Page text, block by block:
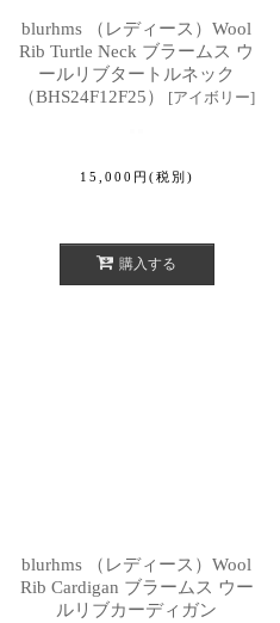
blurhms （レディース）Wool
Rib Turtle Neck ブラームス ウ
ールリブタートルネック
（BHS24F12F25）
[アイボリー]
15,000 円 (税別)
購入する
blurhms （レディース）Wool
Rib Cardigan ブラームス ウー
ルリブカーディガン